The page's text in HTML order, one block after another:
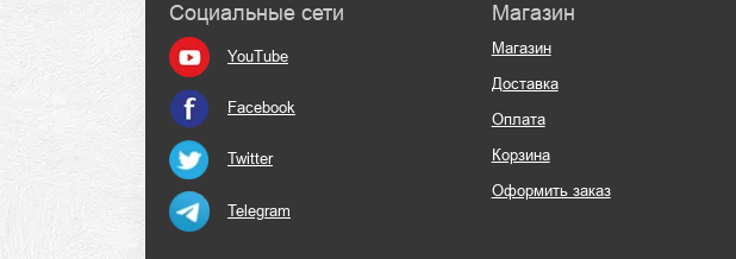
Социальные сети
YouTube
Facebook
Twitter
Telegram
Магазин
Магазин
Доставка
Оплата
Корзина
Оформить заказ